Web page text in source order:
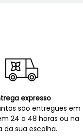
expresso
são entregues em
24 a 48 horas ou na
da sua escolha.